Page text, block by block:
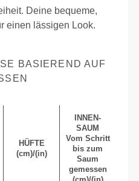
Deine bequeme,
einen lässigen Look.
BASIEREND AUF D
HÜFTE
(cm)/(in)
INNEN-
SAUM
Vom Schritt
bis zum
Saum
gemessen